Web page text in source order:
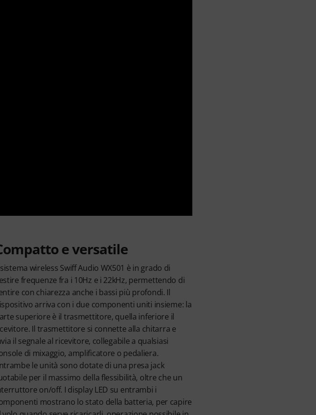
e versatile
wireless Swiff Audio WX501 è in grado di
frequenze fra i 10Hz e i 22kHz, permettendo di
con chiarezza anche i bassi più profondi. Il
arriva con i due componenti uniti insieme: la
superiore è il trasmettitore, quella inferiore il
Il trasmettitore si connette alla chitarra e
il segnale al ricevitore, collegabile a qualsiasi
di mixaggio, amplificatore o pedaliera.
le unità sono dotate di una presa jack
per il massimo della flessibilità, oltre che un
on/off. I display LED su entrambi i
mostrano lo stato della batteria, per capire